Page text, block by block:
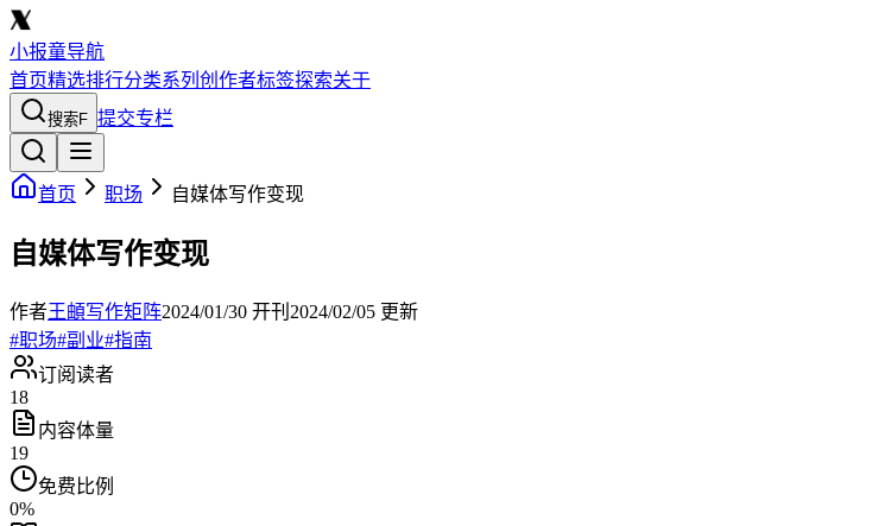
小报童导航
首页精选排行分类系列 创作者标签探索关于
搜索F 提交专栏
首页 职场 自媒体写作变现
自媒体写作变现
作者王頔写作矩阵2024/01/30 开刊 2024/02/05 更新
#职场#副业#指南
订阅读者
18
内容体量
19
免费比例
0%